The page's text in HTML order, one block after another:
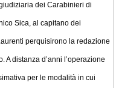
dei Carabinieri di
Sica, al capitano dei
perquisirono la redazione
A distanza d’anni l’operazione
per le modalità in cui